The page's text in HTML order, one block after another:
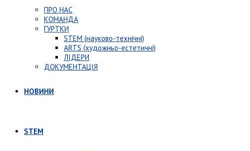
ПРО НАС
КОМАНДА
ГУРТКИ
STEM (науково-технічні)
ARTS (художньо-естетичні)
ЛІДЕРИ
ДОКУМЕНТАЦІЯ
НОВИНИ
STEM